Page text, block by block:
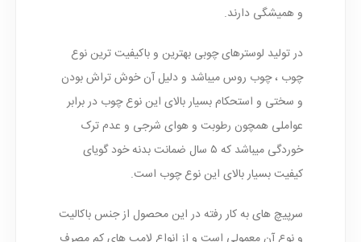
و همیشگی دارند.
در تولید لوسترهای چوبی بهترین و باکیفیت ترین نوع
چوب ، چوب روس میباشد و دلیل آن خوش تراش بودن
و سختی و استحکام بسیار بالای این نوع چوب در برابر
عواملی همچون رطوبت و هوای شرجی و عدم ترک
خوردگی میباشد که ۵ سال ضمانت بدنه خود گویای
کیفیت بسیار بالای این نوع چوب است.
سرپیچ های به کار رفته در این محصول از جنس باکالیت